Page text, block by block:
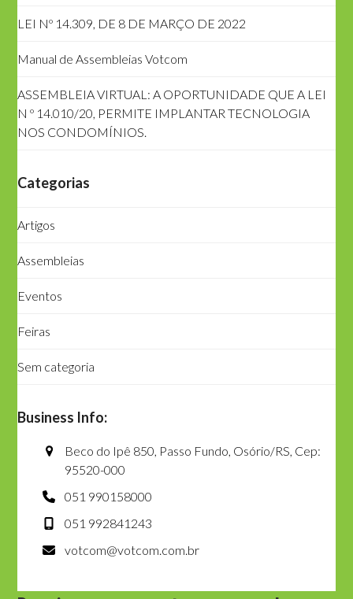
LEI Nº 14.309, DE 8 DE MARÇO DE 2022
Manual de Assembleias Votcom
ASSEMBLEIA VIRTUAL: A OPORTUNIDADE QUE A LEI
N º 14.010/20, PERMITE IMPLANTAR TECNOLOGIA
NOS CONDOMÍNIOS.
Categorias
Artigos
Assembleias
Eventos
Feiras
Sem categoria
Business Info:
Beco do Ipê 850, Passo Fundo, Osório/RS, Cep:
95520-000
051 990158000
051 992841243
votcom@votcom.com.br